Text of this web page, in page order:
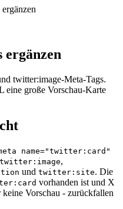
twitter:image-Meta-Tags.
eine große Vorschau-Karte
name="twitter:card"
twitter:image,
und twitter:site. Die
vorhanden ist und X
Vorschau - zurückfallen